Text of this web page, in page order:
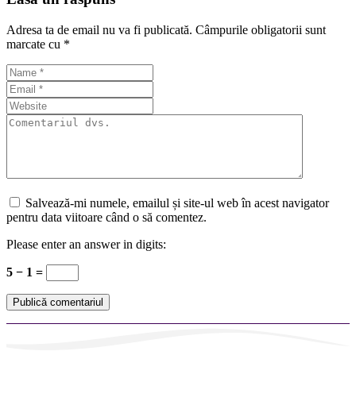
Adresa ta de email nu va fi publicată. Câmpurile obligatorii sunt
marcate cu *
Salvează-mi numele, emailul și site-ul web în acest navigator
pentru data viitoare când o să comentez.
Please enter an answer in digits:
5 − 1 =